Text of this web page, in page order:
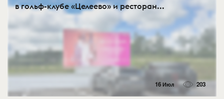
в гольф-клубе «Целеево» и ресторан...
16 Июл 203